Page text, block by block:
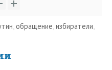
, обращение,избиратели,